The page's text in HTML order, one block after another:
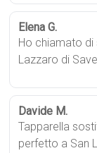
Elena G.
Ho chiamato di
Lazzaro di
Davide M.
Tapparella
perfetto a San